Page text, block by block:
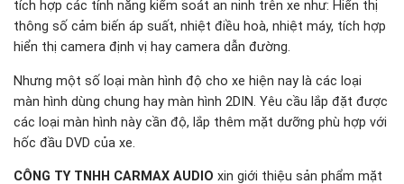
tích hợp các tính năng kiểm soát an ninh trên xe như: Hiển thị
thông số cảm biến áp suất, nhiệt điều hoà, nhiệt máy, tích hợp
hiển thị camera định vị hay camera dẫn đường.
Nhưng một số loại màn hình độ cho xe hiện nay là các loại
màn hình dùng chung hay màn hình 2DIN. Yêu cầu lắp đặt được
các loại màn hình này cần độ, lắp thêm mặt dưỡng phù hợp với
hốc đầu DVD của xe.
CÔNG TY TNHH CARMAX AUDIO xin giới thiệu sản phẩm mặt